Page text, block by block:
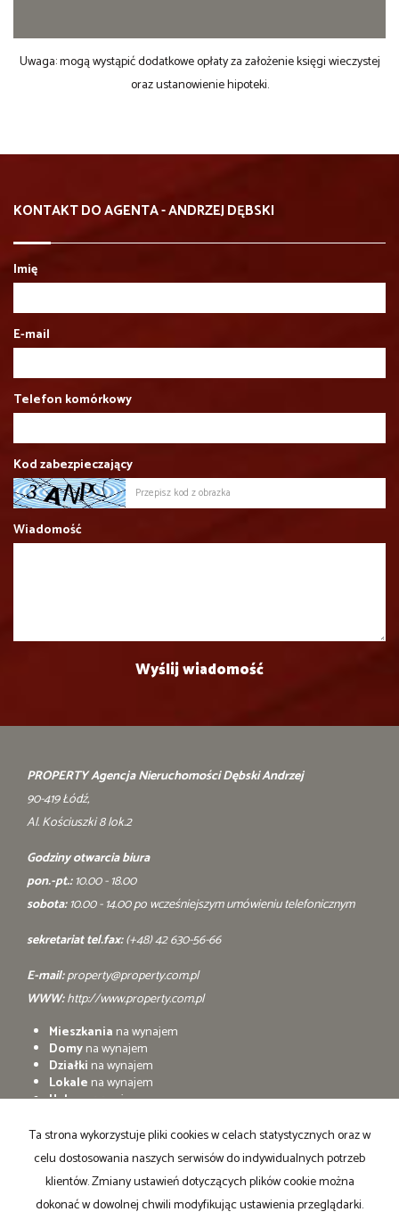
Uwaga: mogą wystąpić dodatkowe opłaty za założenie księgi wieczystej
oraz ustanowienie hipoteki.
KONTAKT DO AGENTA - ANDRZEJ DĘBSKI
Imię
E-mail
Telefon komórkowy
Kod zabezpieczający
Wiadomość
PROPERTY Agencja Nieruchomości Dębski Andrzej
90-419 Łódź,
Al. Kościuszki 8 lok.2
Godziny otwarcia biura
pon.-pt.:10.00 - 18.00
sobota:10.00 - 14.00 po wcześniejszym umówieniu telefonicznym
sekretariat tel.fax:(+48) 42 630-56-66
E-mail:property@property.com.pl
WWW:http://www.property.com.pl
Mieszkania na wynajem
Domyna wynajem
Działki na wynajem
Lokale na wynajem
Halena wynajem
Mieszkania
na sprzedaż
Domyna sprzedaż
Działkina sprzedaż
Lokalena sprzedaż
Halena sprzedaż
Ta strona wykorzystuje pliki cookies w celach statystycznych oraz w
celu dostosowania naszych serwisów do indywidualnych potrzeb
klientów. Zmiany ustawień dotyczących plików cookie można
dokonać w dowolnej chwili modyfikując ustawienia przeglądarki.